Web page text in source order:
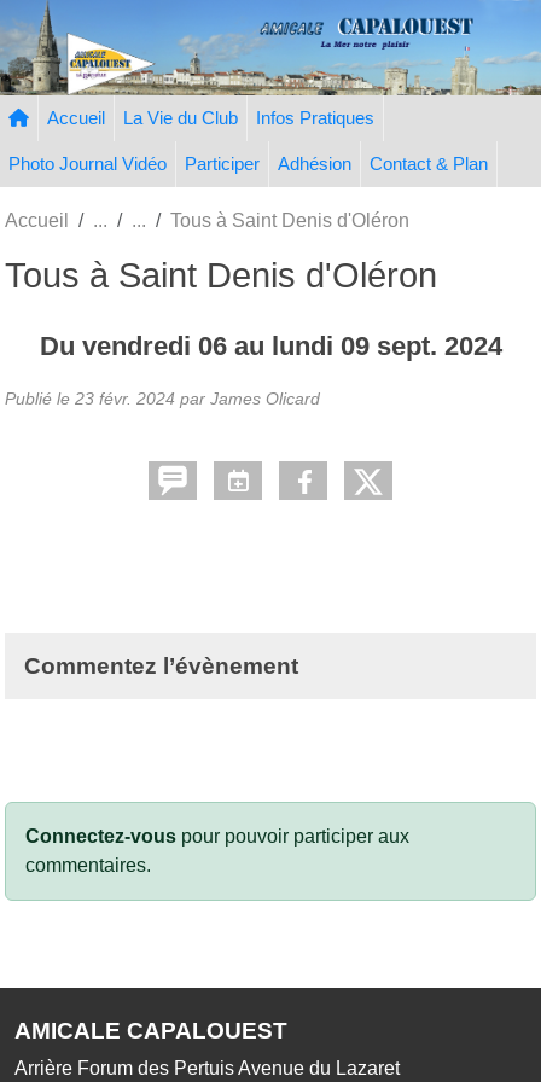
Accueil La Vie du Club Infos Pratiques
Photo Journal Vidéo Participer Adhésion Contact & Plan
Accueil Tous à Saint Denis d'Oléron
Tous à Saint Denis d'Oléron
Du vendredi 06au lundi 09 sept. 2024
Publié le 23 févr. 2024 par James Olicard
Commentez l’évènement
Connectez-vous pour pouvoir participer aux
commentaires.
AMICALE CAPALOUEST
Arrière Forum des Pertuis Avenue du Lazaret
Panneau de gestion des cookies